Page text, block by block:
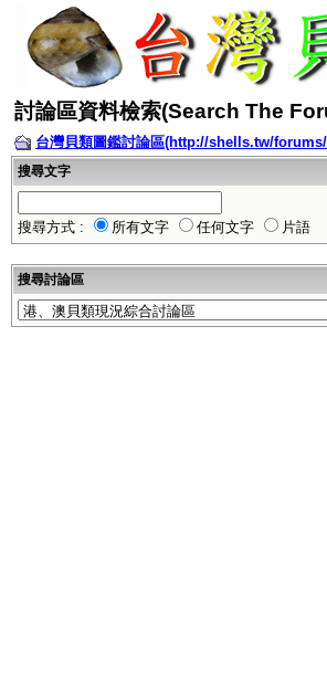
討論區資料檢索(Search The
台灣貝類圖鑑討論區(http://shells.tw/
搜尋文字
搜尋方式 : 所有文字 任何文字 片語
搜尋討論區